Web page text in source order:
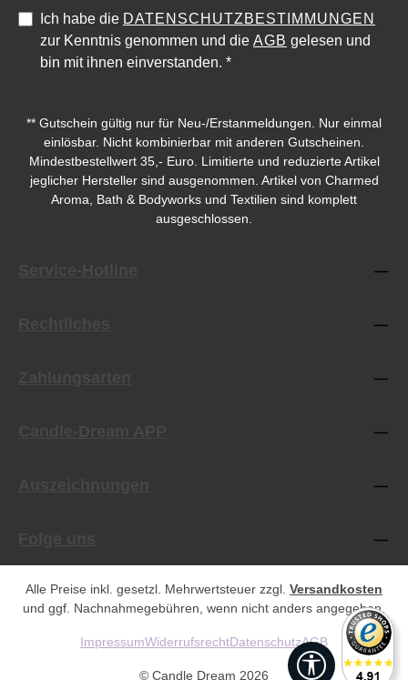
Ich habe die DATENSCHUTZBESTIMMUNGEN
zur Kenntnis genommen und die AGB gelesen und
bin mit ihnen einverstanden. *
** Gutschein gültig nur für Neu-/Erstanmeldungen. Nur einmal
einlösbar. Nicht kombinierbar mit anderen Gutscheinen.
Mindestbestellwert 35,- Euro. Limitierte und reduzierte Artikel
jeglicher Hersteller sind ausgenommen. Artikel von Charmed
Aroma, Bath & Bodyworks und Textilien sind komplett
ausgeschlossen.
Alle Preise inkl. gesetzl. Mehrwertsteuer zzgl. Versandkosten
und ggf. Nachnahmegebühren, wenn nicht anders angegeben.
© Candle Dream 2026
ImpressumWiderrufsrechtDatenschutzAGB